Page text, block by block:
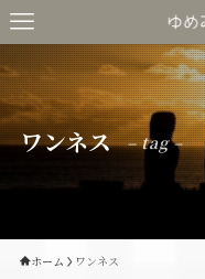
ワンネス – tag –
ホーム ワンネス